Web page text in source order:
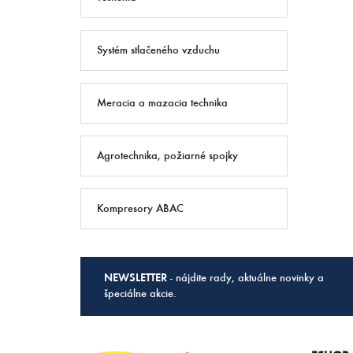
Systém stlačeného vzduchu
Meracia a mazacia technika
Agrotechnika, požiarné spojky
Kompresory ABAC
NEWSLETTER - nájdite rady, aktuálne novinky a
špeciálne akcie.